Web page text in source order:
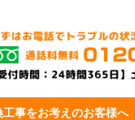
工事をお考えのお客様へ